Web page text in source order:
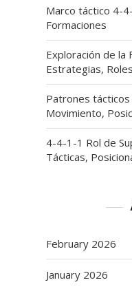
Marco táctico 4-
Formaciones
Exploración de la
Estrategias,
Patrones
Movimiento,
4-4-1-1 Rol de
Tácticas,
February 2026
January 2026